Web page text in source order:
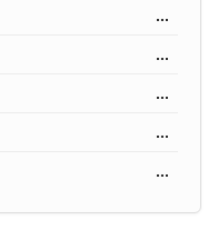
...
...
...
...
...